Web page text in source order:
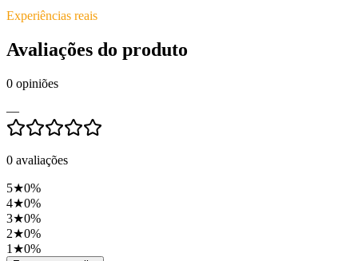
Experiências reais
Avaliações do produto
0 opiniões
—
0 avaliações
5★0%
4★0%
3★0%
2★0%
1 ★0%